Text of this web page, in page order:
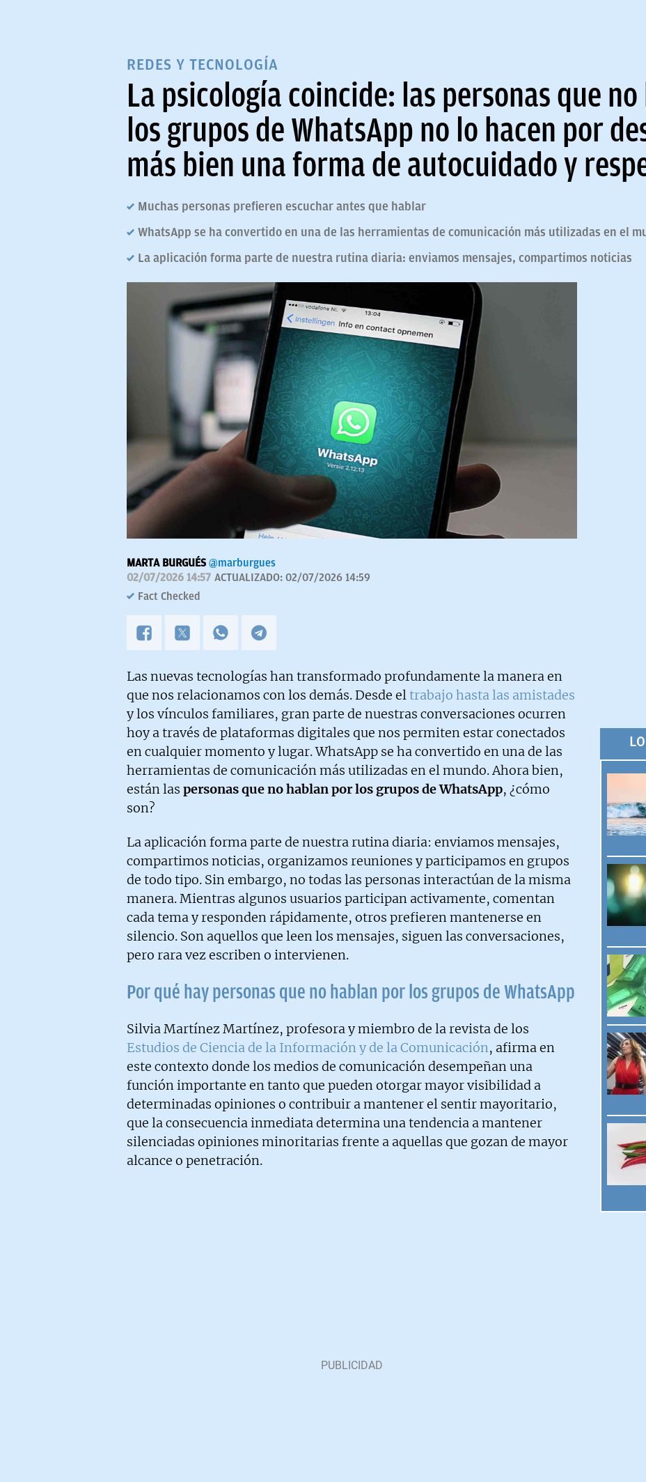
REDES Y TECNOLOGÍA
La psicología coincide: las personas que
los grupos de WhatsApp no lo hacen por
más bien una forma de autocuidado y
Muchas personas prefieren escuchar antes que hablar
WhatsApp se ha convertido en una de las herramientas de comunicación más utilizadas en el
La aplicación forma parte de nuestra rutina diaria: enviamos mensajes, compartimos noticias
MARTA BURGUÉS @marburgues
02/07/2026 14:57 ACTUALIZADO: 02/07/2026 14:59
Fact Checked
Las nuevas tecnologías han transformado profundamente la manera en
que nos relacionamos con los demás. Desde el trabajo hasta las amistades
y los vínculos familiares, gran parte de nuestras conversaciones ocurren
hoy a través de plataformas digitales que nos permiten estar conectados
en cualquier momento y lugar. WhatsApp se ha convertido en una de las
herramientas de comunicación más utilizadas en el mundo. Ahora bien,
están las personas que no hablan por los grupos de WhatsApp, ¿cómo
son?
La aplicación forma parte de nuestra rutina diaria: enviamos mensajes,
compartimos noticias, organizamos reuniones y participamos en grupos
de todo tipo. Sin embargo, no todas las personas interactúan de la misma
manera. Mientras algunos usuarios participan activamente, comentan
cada tema y responden rápidamente, otros prefieren mantenerse en
silencio. Son aquellos que leen los mensajes, siguen las conversaciones,
pero rara vez escriben o intervienen.
Por qué hay personas que no hablan por los grupos de WhatsApp
Silvia Martínez Martínez, profesora y miembro de la revista de los
Estudios de Ciencia de la Información y de la Comunicación, afirma en
este contexto donde los medios de comunicación desempeñan una
función importante en tanto que pueden otorgar mayor visibilidad a
determinadas opiniones o contribuir a mantener el sentir mayoritario,
que la consecuencia inmediata determina una tendencia a mantener
silenciadas opiniones minoritarias frente a aquellas que gozan de mayor
alcance o penetración.